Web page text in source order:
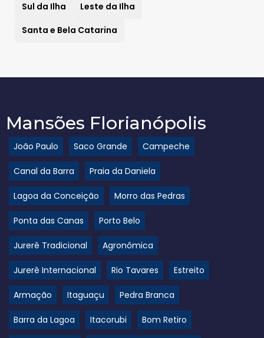
Sul da Ilha
Leste da Ilha
Santa e Bela Catarina
Mansões Florianópolis
João Paulo Saco Grande Campeche
Canal da Barra Praia da Daniela
Lagoa da Conceição Morro das Pedras
Ponta das Canas Porto Belo
Jurerê Tradicional Agronômica
Jurerê Internacional Rio Tavares Estreito
Armação Itaguaçu Pedra Branca
Barra da Lagoa Itacorubi Bom Retiro